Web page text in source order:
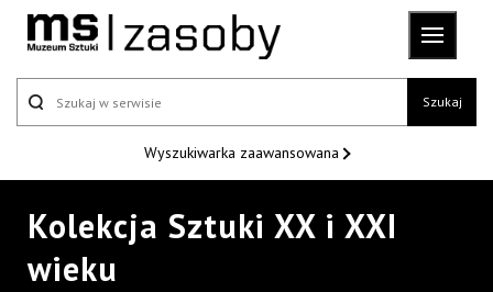
Szukaj
Wyszukiwarka zaawansowana
Kolekcja Sztuki XX i XXI
wieku